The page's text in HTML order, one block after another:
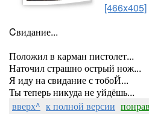
[466x405]
Cвидание...
Положил в карман пистолет...
Наточил страшно острый нож...
Я иду на свидание с тобоЙ...
Ты теперь никуда не уйдёшь...
вверх^ к полной версии